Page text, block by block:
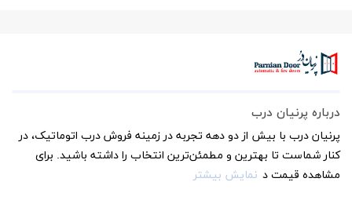
درباره پرنیان درب
پرنیان درب با بیش از دو دهه تجربه در زمینه فروش درب اتوماتیک، در
کنار شماست تا بهترین و مطمئن‌ترین انتخاب را داشته باشید. برای
مشاهده قیمت د نمایش بیشتر